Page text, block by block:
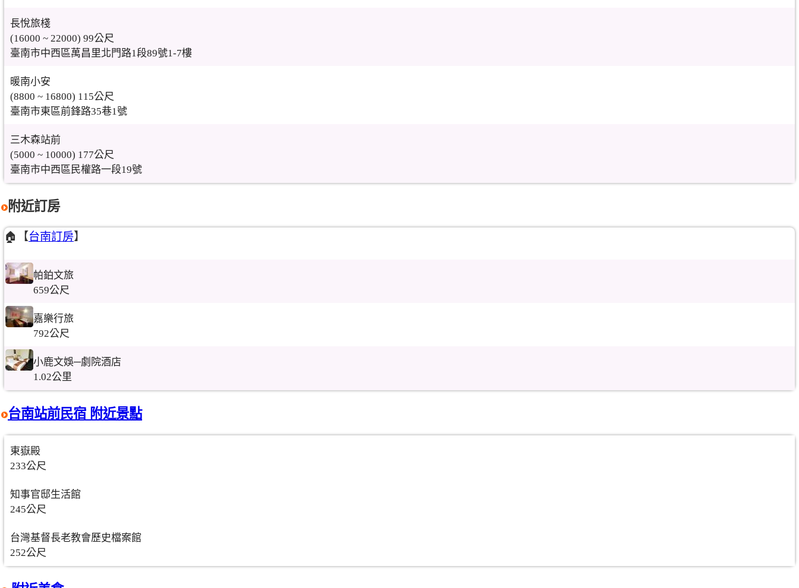
長悅旅棧
(16000 ~ 22000) 99公尺
臺南市中西區萬昌里北門路1段89號1-7樓
暖南小安
(8800 ~ 16800) 115公尺
臺南市東區前鋒路35巷1號
三木森站前
(5000 ~ 10000) 177公尺
臺南市中西區民權路一段19號
附近訂房
🏠【台南訂房】
帕鉑文旅
659公尺
嘉樂行旅
792公尺
小鹿文娛─劇院酒店
1.02公里
台南站前民宿 附近景點
東嶽殿
233公尺
知事官邸生活館
245公尺
台灣基督長老教會歷史檔案館
252公尺